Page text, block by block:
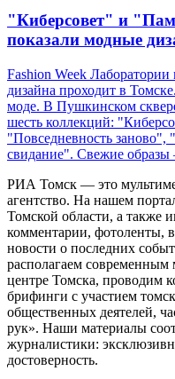
"Киберсовет" и
показали модные
Fashion Week
дизайна проходит в
моде. В Пушкинском
шесть коллекций:
"Повседневность
свидание". Свежие
РИА Томск — это
агентство. На нашем
Томской области, а также
комментарии, фотоленты,
новости о последних
располагаем
центре Томска, проводим
брифинги с участием
общественных деятелей,
рук». Наши материалы
журналистики:
достоверность.